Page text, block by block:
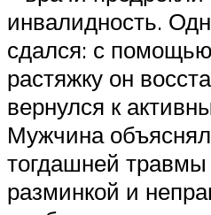
инвалидность.
сдался: с
растяжку он
вернулся к
Мужчина
тогдашней травмы
разминкой и